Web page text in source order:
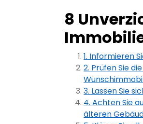
8
1. Informieren
2. Prüfen Sie
3. Lassen Sie
4. Achten Sie
älteren